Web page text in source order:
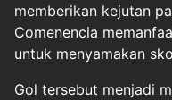
memberikan kejutan
Comenencia
untuk menyamakan
Gol tersebut menjadi